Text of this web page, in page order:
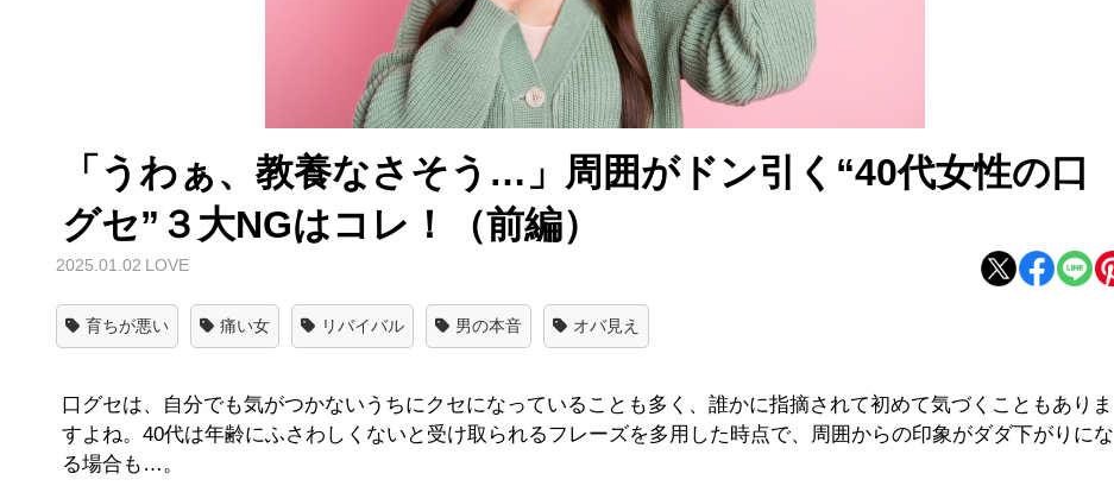
「うわぁ、教養なさそう…」周囲がドン引く“40代女性の口
グセ”３大NGはコレ！（前編）
2025.01.02 LOVE
育ちが悪い 痛い女 リバイバル 男の本音 オバ見え
口グセは、自分でも気がつかないうちにクセになっていることも多く、誰かに指摘されて初めて気づくこともありま
すよね。40代は年齢にふさわしくないと受け取られるフレーズを多用した時点で、周囲からの印象がダダ下がりにな
る場合も…。